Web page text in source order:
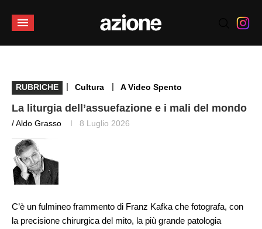
RUBRICHE | Cultura | A Video Spento
La liturgia dell’assuefazione e i mali del mondo
/ Aldo Grasso 8 Luglio 2026
C’è un fulmineo frammento di Franz Kafka che fotografa, con
la precisione chirurgica del mito, la più grande patologia